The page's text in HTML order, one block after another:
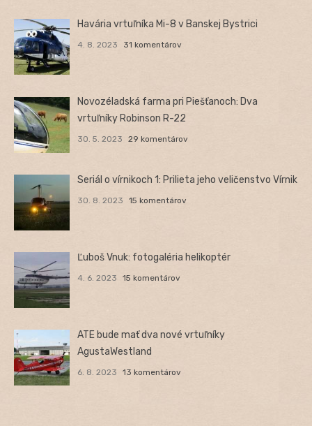
Havária vrtuľníka Mi-8 v Banskej Bystrici
4. 8. 2023 31 komentárov
Novozéladská farma pri Piešťanoch: Dva
vrtuľníky Robinson R-22
30. 5. 2023 29 komentárov
Seriál o vírnikoch 1: Prilieta jeho veličenstvo Vírnik
30. 8. 2023 15 komentárov
Ľuboš Vnuk: fotogaléria helikoptér
4. 6. 2023 15 komentárov
ATE bude mať dva nové vrtuľníky
AgustaWestland
6. 8. 2023 13 komentárov